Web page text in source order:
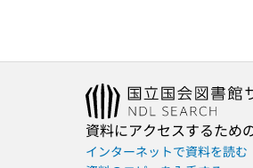
資料にアクセスするため
インターネットで資料を読む